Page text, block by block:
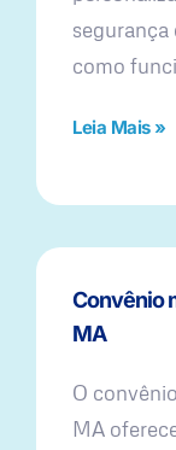
segurança
como
Leia Mais »
Convênio
MA
O
MA